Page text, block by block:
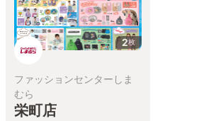
2枚
ファッションセンターしま
むら
栄町店